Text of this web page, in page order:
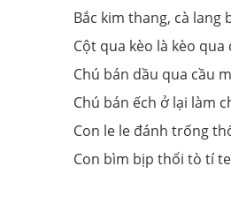
Bắc kim thang, cà lang
Cột qua kèo là kèo qua
Chú bán dầu qua cầu
Chú bán ếch ở lại làm
Con le le đánh trống
Con bìm bịp thổi tò tí te